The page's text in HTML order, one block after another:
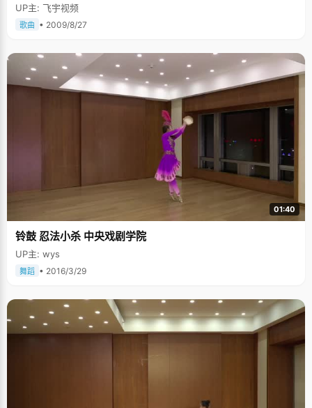
UP主: 飞宇视频
歌曲 • 2009/8/27
01:40
铃鼓 忍法小杀 中央戏剧学院
UP主: wys
舞蹈 • 2016/3/29